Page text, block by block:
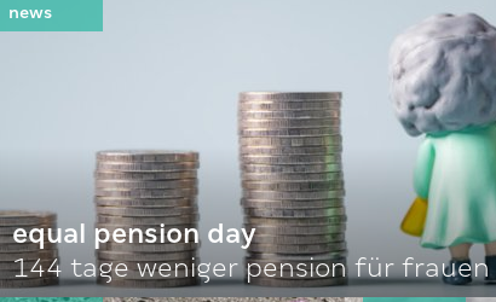
equal pension day
144 tage weniger pension für frauen